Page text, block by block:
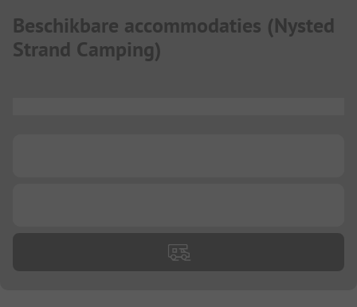
Beschikbare accommodaties (Nysted
Strand Camping)